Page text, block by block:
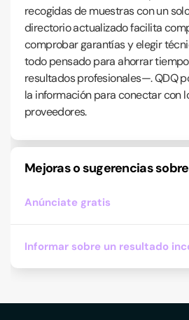
recogidas de muestras con un
directorio actualizado facilita
comprobar garantías y elegir
todo pensado para ahorrar
resultados profesionales—. QDQ
la información para conectar con
proveedores.
Mejoras o sugerencias
Anúnciate gratis
Informar sobre un resultado